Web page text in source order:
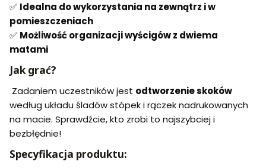
✅ Idealna do wykorzystania na zewnątrz i w
pomieszczeniach
✅ Możliwość organizacji wyścigów z dwiema
matami
Jak grać?
Zadaniem uczestników jest odtworzenie skoków
według układu śladów stópek i rączek nadrukowanych
na macie. Sprawdźcie, kto zrobi to najszybciej i
bezbłędnie!
Specyfikacja produktu: